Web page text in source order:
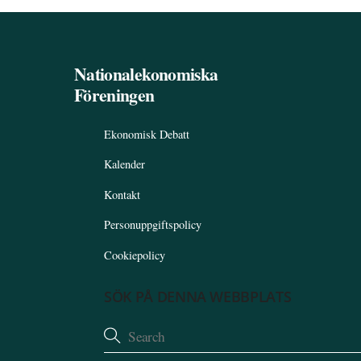
Nationalekonomiska
Föreningen
Ekonomisk Debatt
Kalender
Kontakt
Personuppgiftspolicy
Cookiepolicy
SÖK PÅ DENNA WEBBPLATS